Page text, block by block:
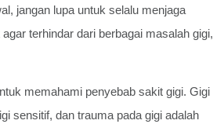
jangan lupa untuk selalu menjaga
terhindar dari berbagai masalah gigi,
memahami penyebab sakit gigi. Gigi
sensitif, dan trauma pada gigi adalah